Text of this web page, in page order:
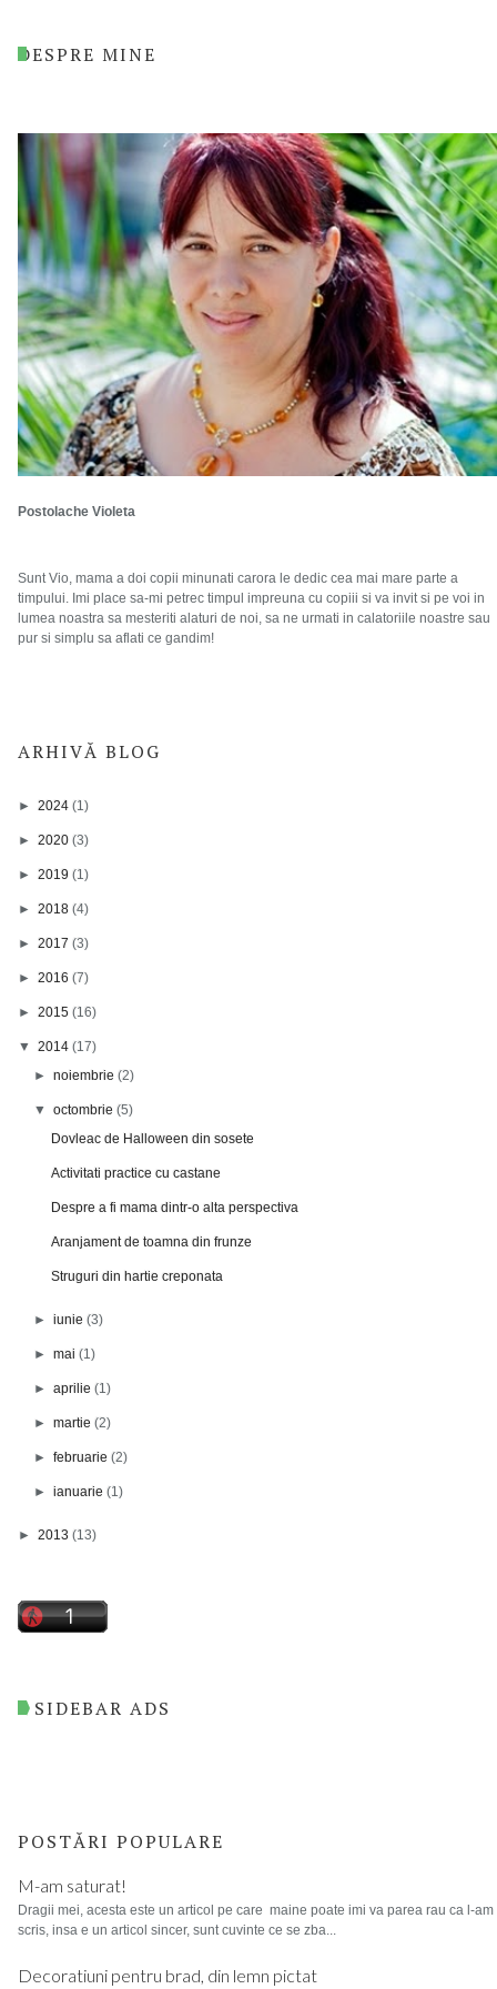
DESPRE MINE
Postolache Violeta
Sunt Vio, mama a doi copii minunati carora le dedic cea mai mare parte a
timpului. Imi place sa-mi petrec timpul impreuna cu copiii si va invit si pe voi in
lumea noastra sa mesteriti alaturi de noi, sa ne urmati in calatoriile noastre sau
pur si simplu sa aflati ce gandim!
ARHIVĂ BLOG
► 2024 (1)
► 2020 (3)
► 2019 (1)
► 2018 (4)
► 2017 (3)
► 2016 (7)
► 2015 (16)
▼ 2014 (17)
►noiembrie(2)
▼octombrie(5)
Dovleac de Halloween din sosete
Activitati practice cu castane
Despre a fi mama dintr-o alta perspectiva
Aranjament de toamna din frunze
Struguri din hartie creponata
►iunie(3)
►mai(1)
►aprilie(1)
►martie(2)
►februarie(2)
►ianuarie(1)
► 2013 (13)
SIDEBAR ADS
POSTĂRI POPULARE
M-am saturat!
Dragii mei, acesta este un articol pe care maine poate imi va parea rau ca l-am
scris, insa e un articol sincer, sunt cuvinte ce se zba...
Decoratiuni pentru brad, din lemn pictat